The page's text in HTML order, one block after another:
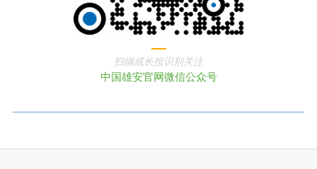
扫描或长按识别关注
中国雄安官网微信公众号